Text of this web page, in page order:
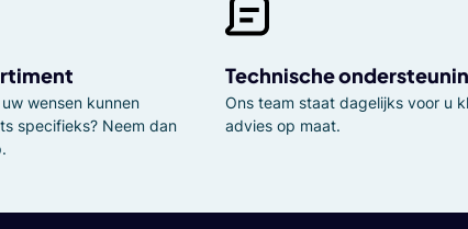
wensen kunnen
specifieks? Neem dan
Technische
Ons team staat dagelijks voor u
advies op maat.